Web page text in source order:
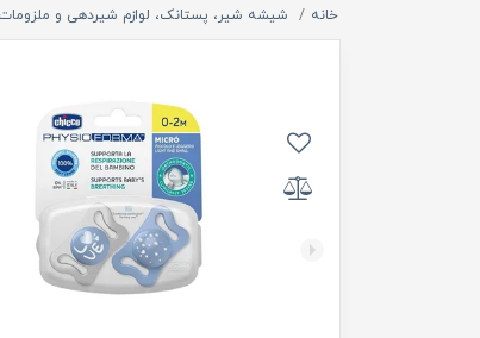
خانه شیشه شیر، پستانک، لوازم شیردهی و ملزومات